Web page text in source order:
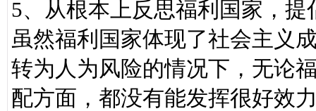
5、从根本上反思福利国家，提
虽然福利国家体现了社会主义
转为人为风险的情况下，无论
配方面，都没有能发挥很好效